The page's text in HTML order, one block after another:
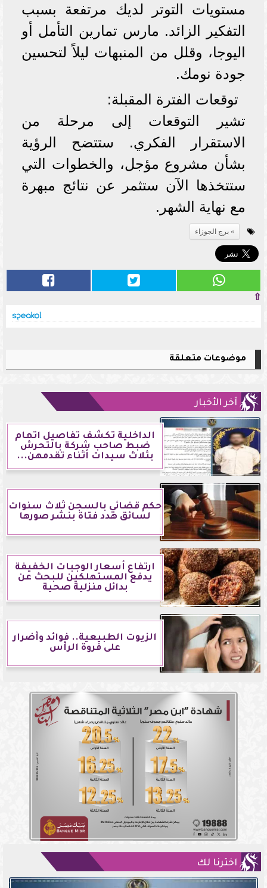
مستويات التوتر لديك مرتفعة بسبب
التفكير الزائد. مارس تمارين التأمل أو
اليوجا، وقلل من المنبهات ليلاً لتحسين
جودة نومك.
توقعات الفترة المقبلة:
تشير التوقعات إلى مرحلة من
الاستقرار الفكري. ستتضح الرؤية
بشأن مشروع مؤجل، والخطوات التي
ستتخذها الآن ستثمر عن نتائج مبهرة
مع نهاية الشهر.
برج الجوزاء
⇧
موضوعات متعلقة
آخر الأخبار
الداخلية تكشف تفاصيل اتهام
ضبط صاحب شركة بالتحرش
بثلاث سيدات أثناء تقدمهن...
حكم قضائي بالسجن ثلاث سنوات
لسائق هدد فتاة بنشر صورها
ارتفاع أسعار الوجبات الخفيفة
يدفع المستهلكين للبحث عن
بدائل منزلية صحية
الزيوت الطبيعية.. فوائد وأضرار
على فروة الرأس
اخترنا لك